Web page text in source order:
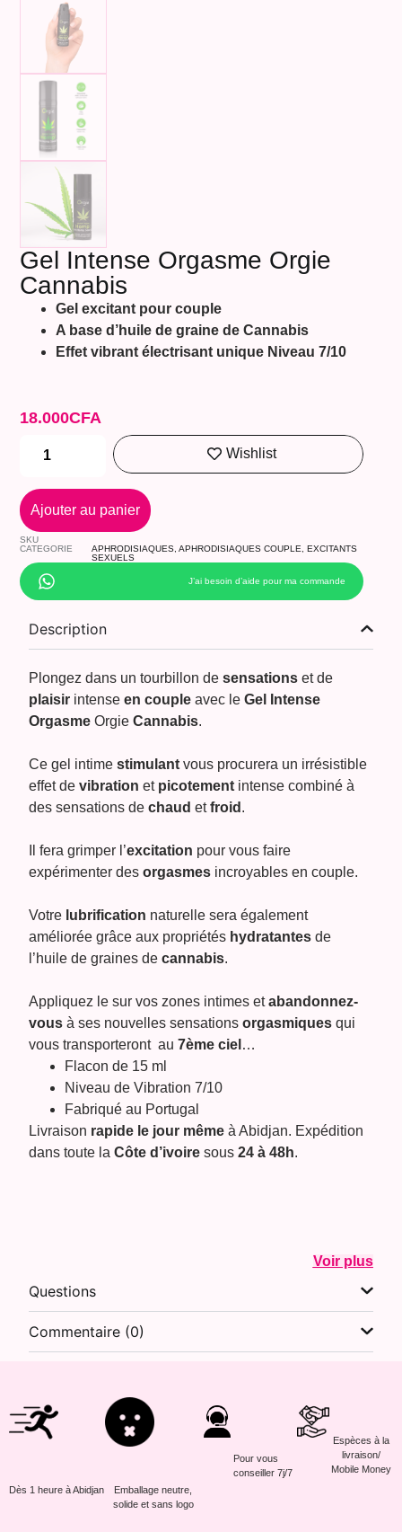
Gel Intense Orgasme Orgie
Cannabis
Gel excitant pour couple
A base d’huile de graine de Cannabis
Effet vibrant électrisant unique Niveau 7/10
18.000CFA
Wishlist
Ajouter au panier
SKU
CATEGORIE
APHRODISIAQUES, APHRODISIAQUES COUPLE
EXCITANTS
SEXUELS
J’ai besoin d’aide pour ma commande
Description
Plongez dans un tourbillon desensations et de
plaisir intenseen couple avec leGel Intense
Orgasme OrgieCannabis.
Ce gel intimestimulant vous procurera un irrésistible
effet devibration et picotement intense combiné à
des sensations dechaud etfroid .
Il fera grimper l’excitation pour vous faire
expérimenter desorgasmes incroyables en couple.
Votre lubrification naturelle sera également
améliorée grâceaux propriétés hydratantes de
l’huile de graines decannabis.
Appliquez le sur vos zones intimes etabandonnez-
vous à ses nouvelles sensationsorgasmiques qui
vous transporteront au7ème ciel …
Flacon de 15 ml
Niveau de Vibration 7/10
Fabriqué au Portugal
Livraison rapide le jour même à Abidjan. Expédition
dans toute laCôte d’ivoire sous24 à 48h.
Voir plus
Questions
Commentaire (0)
Dès 1 heure à Abidjan
Emballage neutre,
solide et sans logo
Pour vous
conseiller 7j/7
Espèces à la
livraison/
Mobile Money